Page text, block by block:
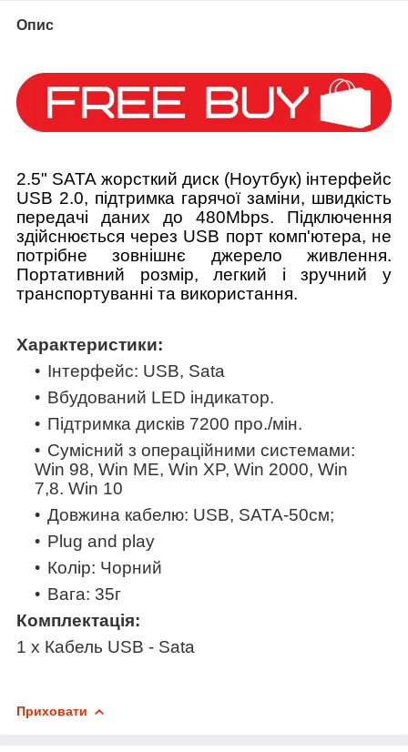
Опис
2.5" SATA жорсткий диск (Ноутбук) інтерфейс
USB 2.0, підтримка гарячої заміни, швидкість
передачі даних до 480Mbps. Підключення
здійснюється через USB порт комп'ютера, не
потрібне зовнішнє джерело живлення.
Портативний розмір, легкий і зручний у
транспортуванні та використання.
Характеристики:
Інтерфейс: USB, Sata
Вбудований LED індикатор.
Підтримка дисків 7200 про./мін.
Сумісний з операційними системами:
Win 98, Win ME, Win XP, Win 2000, Win
7,8. Win 10
Довжина кабелю: USB, SATA-50см;
Plug and play
Колір: Чорний
Вага: 35г
Комплектація:
1 x Кабель USB - Sata
Приховати